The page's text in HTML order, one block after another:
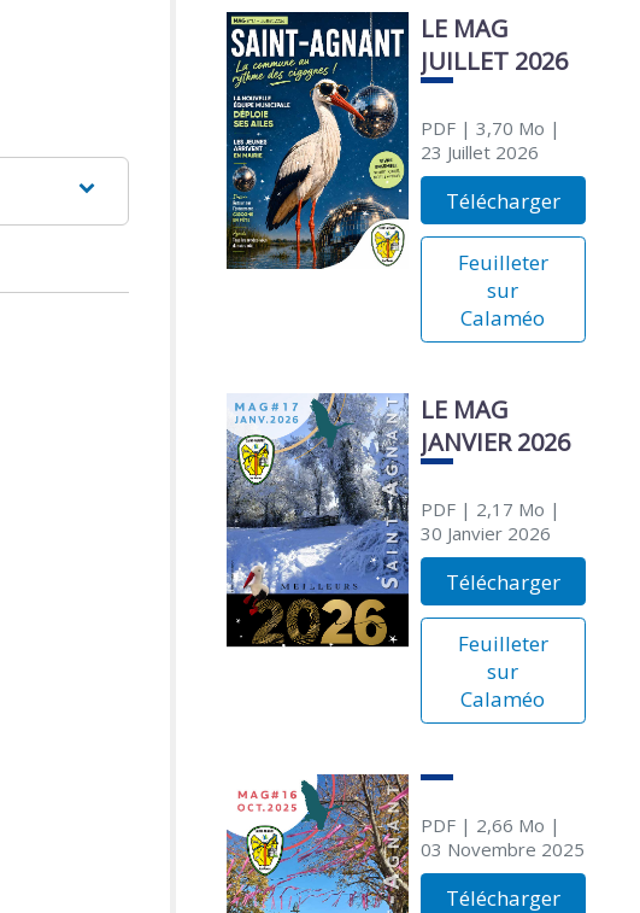
LE MAG
JUILLET 2026
PDF| 3,70 Mo |
23 Juillet 2026
Télécharger
Feuilleter
sur
Calaméo
LE MAG
JANVIER 2026
PDF| 2,17 Mo |
30 Janvier 2026
Télécharger
Feuilleter
sur
Calaméo
PDF| 2,66 Mo |
03 Novembre 2025
Télécharger